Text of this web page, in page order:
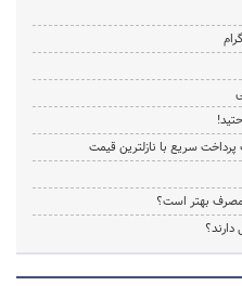
سریع با نازلترین قیمت
بهتر است؟